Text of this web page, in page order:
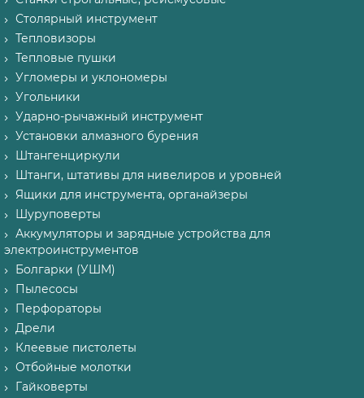
Столярный инструмент
Тепловизоры
Тепловые пушки
Угломеры и уклономеры
Угольники
Ударно-рычажный инструмент
Установки алмазного бурения
Штангенциркули
Штанги, штативы для нивелиров и уровней
Ящики для инструмента, органайзеры
Шуруповерты
Аккумуляторы и зарядные устройства для
электроинструментов
Болгарки (УШМ)
Пылесосы
Перфораторы
Дрели
Клеевые пистолеты
Отбойные молотки
Гайковерты